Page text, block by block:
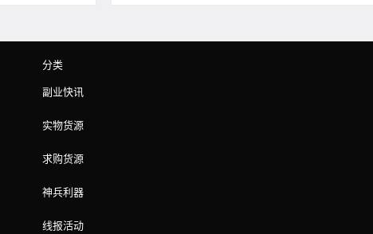
分类
副业快讯
实物货源
求购货源
神兵利器
线报活动